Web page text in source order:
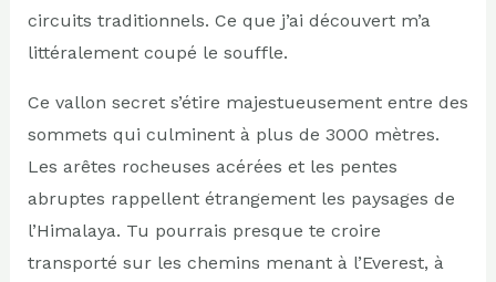
circuits traditionnels. Ce que j’ai découvert m’a
littéralement coupé le souffle.
Ce vallon secret s’étire majestueusement entre des
sommets qui culminent à plus de 3000 mètres.
Les arêtes rocheuses acérées et les pentes
abruptes rappellent étrangement les paysages de
l’Himalaya. Tu pourrais presque te croire
transporté sur les chemins menant à l’Everest, à